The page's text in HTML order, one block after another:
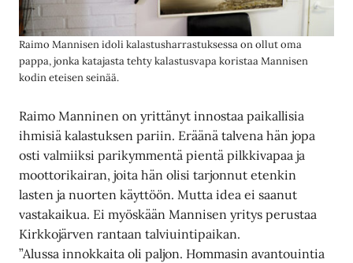
Raimo Mannisen idoli kalastusharrastuksessa on ollut oma
pappa, jonka katajasta tehty kalastusvapa koristaa Mannisen
kodin eteisen seinää.
Raimo Manninen on yrittänyt innostaa paikallisia
ihmisiä kalastuksen pariin. Eräänä talvena hän jopa
osti valmiiksi parikymmentä pientä pilkkivapaa ja
moottorikairan, joita hän olisi tarjonnut etenkin
lasten ja nuorten käyttöön. Mutta idea ei saanut
vastakaikua. Ei myöskään Mannisen yritys perustaa
Kirkkojärven rantaan talviuintipaikan.
”Alussa innokkaita oli paljon. Hommasin avantouintia